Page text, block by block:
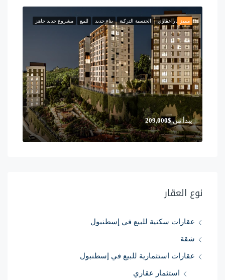
استثمار عقاري الجنسية التركية بناء جديد للبيع مشروع جديد جاهز مميز
يبدأ من$209,000
نوع العقار
عقارات سكنية للبيع في إسطنبول
شقة
عقارات استثمارية للبيع في إسطنبول
استثمار عقاري